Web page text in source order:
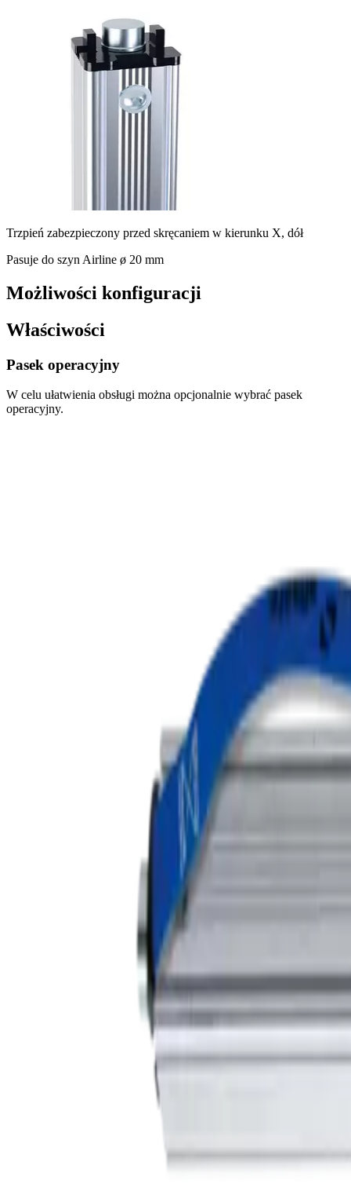
Trzpień zabezpieczony przed skręcaniem w kierunku X, dół
Pasuje do szyn Airline ø 20 mm
Możliwości konfiguracji
Właściwości
Pasek operacyjny
W celu ułatwienia obsługi można opcjonalnie wybrać pasek
operacyjny.